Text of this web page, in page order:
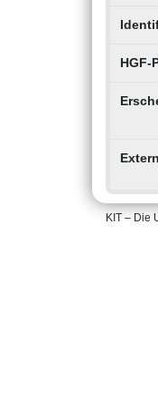
HGF-
KIT – Die